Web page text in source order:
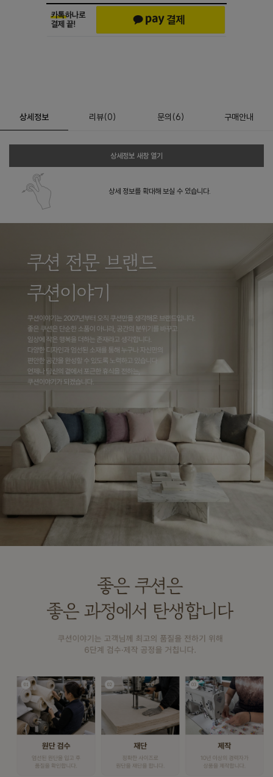
상세정보 리뷰(0) 문의 (6) 구매안내
상세정보 새창 열기
상세 정보를 확대해 보실 수 있습니다.